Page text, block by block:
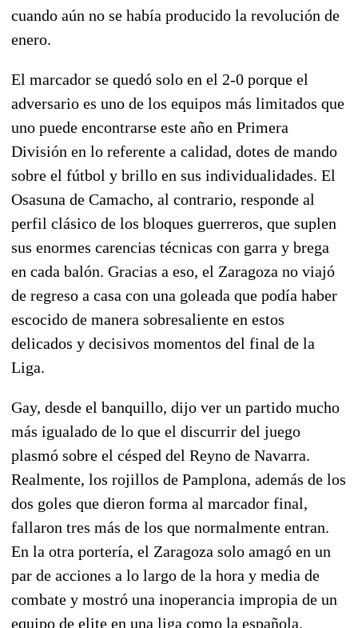
cuando aún no se había producido la revolución de
enero.
El marcador se quedó solo en el 2-0 porque el
adversario es uno de los equipos más limitados que
uno puede encontrarse este año en Primera
División en lo referente a calidad, dotes de mando
sobre el fútbol y brillo en sus individualidades. El
Osasuna de Camacho, al contrario, responde al
perfil clásico de los bloques guerreros, que suplen
sus enormes carencias técnicas con garra y brega
en cada balón. Gracias a eso, el Zaragoza no viajó
de regreso a casa con una goleada que podía haber
escocido de manera sobresaliente en estos
delicados y decisivos momentos del final de la
Liga.
Gay, desde el banquillo, dijo ver un partido mucho
más igualado de lo que el discurrir del juego
plasmó sobre el césped del Reyno de Navarra.
Realmente, los rojillos de Pamplona, además de los
dos goles que dieron forma al marcador final,
fallaron tres más de los que normalmente entran.
En la otra portería, el Zaragoza solo amagó en un
par de acciones a lo largo de la hora y media de
combate y mostró una inoperancia impropia de un
equipo de elite en una liga como la española.